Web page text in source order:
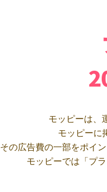
モッピーは、
モッピーに
その広告費の一部をポイ
モッピーでは「プ